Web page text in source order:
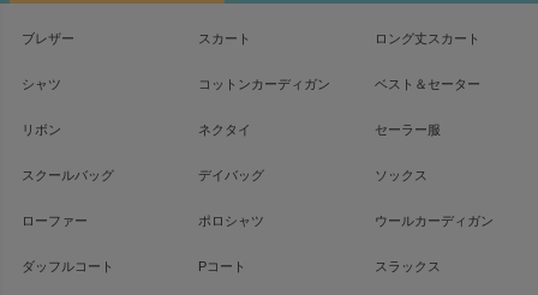
ブレザー スカート ロング丈スカート
シャツ コットンカーディガン ベスト＆セーター
リボン ネクタイ セーラー服
スクールバッグ デイバッグ ソックス
ローファー ポロシャツ ウールカーディガン
ダッフルコート Pコート スラックス